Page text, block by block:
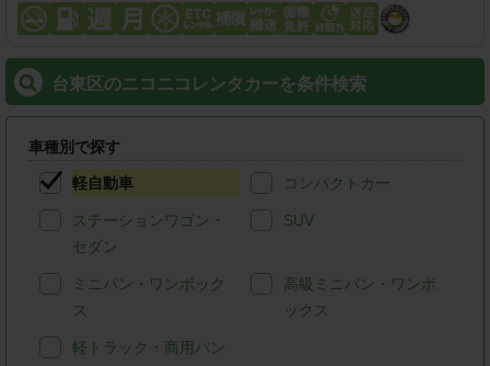
台東区のニコニコレンタカーを条件検索
車種別で探す
軽自動車 コンパクトカー
ステーションワゴン・
セダン
SUV
ミニバン・ワンボック
ス
高級ミニバン・ワンボ
ックス
軽トラック・商用バン